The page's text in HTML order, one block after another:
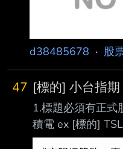
d38485678 · 股
47 [標的] 小台指期
1.標題必須有正
積電 ex [標的]
2.發標的文未充實